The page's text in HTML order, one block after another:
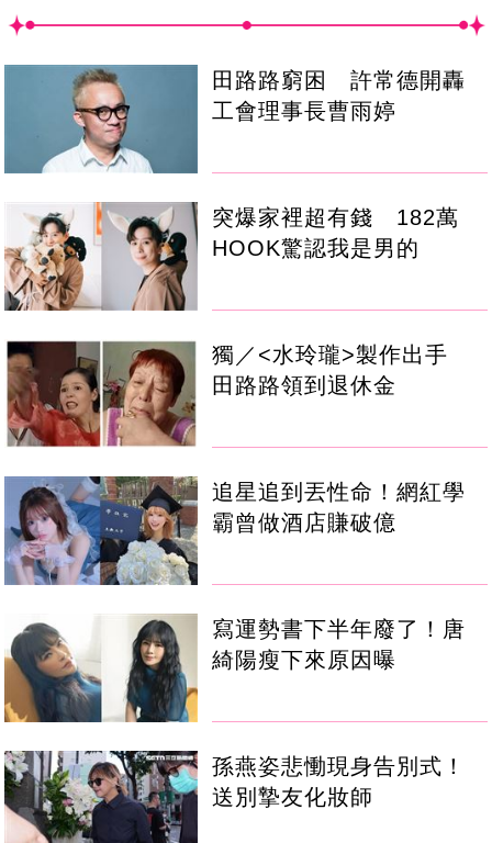
田路路窮困 許常德開轟
工會理事長曹雨婷
突爆家裡超有錢 182萬
HOOK驚認我是男的
獨／<水玲瓏>製作出手
田路路領到退休金
追星追到丟性命！網紅學
霸曾做酒店賺破億
寫運勢書下半年廢了！唐
綺陽瘦下來原因曝
孫燕姿悲慟現身告別式！
送別摯友化妝師